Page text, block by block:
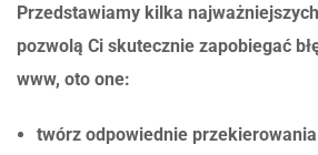
Przedstawiamy kilka
pozwolą Ci skutecznie zapobiegać
www, oto one:
twórz odpowiednie przekierowania